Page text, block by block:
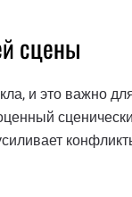
сцены
и это важно